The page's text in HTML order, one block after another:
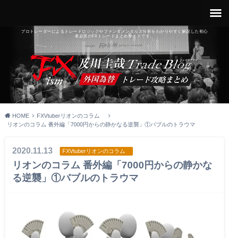
プロトレーダーによるトレードロジックやファンダメンタルズ分析をわかりやすく解説した初心
者必見のFXトレードまとめサイトです。
HOME
FXVtuberリオンのコラム
リオンのコラム 番外編「7000円からの静かなる逆襲」①バブルのトラウマ
2020.11.13 FXVtuberリオンのコラム
リオンのコラム 番外編「7000円からの静かな
る逆襲」①バブルのトラウマ